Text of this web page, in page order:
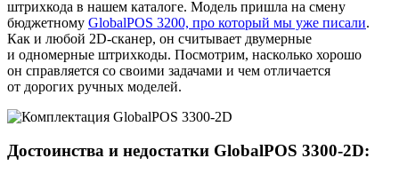
штрихкода в нашем каталоге. Модель пришла на смену
бюджетному GlobalPOS 3200, про который мы уже писали.
Как и любой 2D‑сканер, он считывает двумерные
и одномерные штрихкоды. Посмотрим, насколько хорошо
он справляется со своими задачами и чем отличается
от дорогих ручных моделей.
Достоинства и недостатки GlobalPOS 3300‑2D: